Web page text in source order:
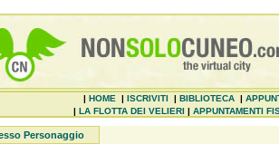
| HOME | ISCRIVITI| BIBLIOTECA|
| LA FLOTTA DEI VELIERI | APPUNTAMENTI
Personaggio